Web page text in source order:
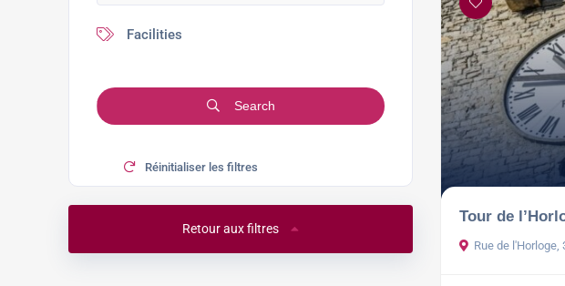
Facilities
Search
Réinitialiser les filtres
Retour aux filtres
Tour de
Rue de l'Horloge,